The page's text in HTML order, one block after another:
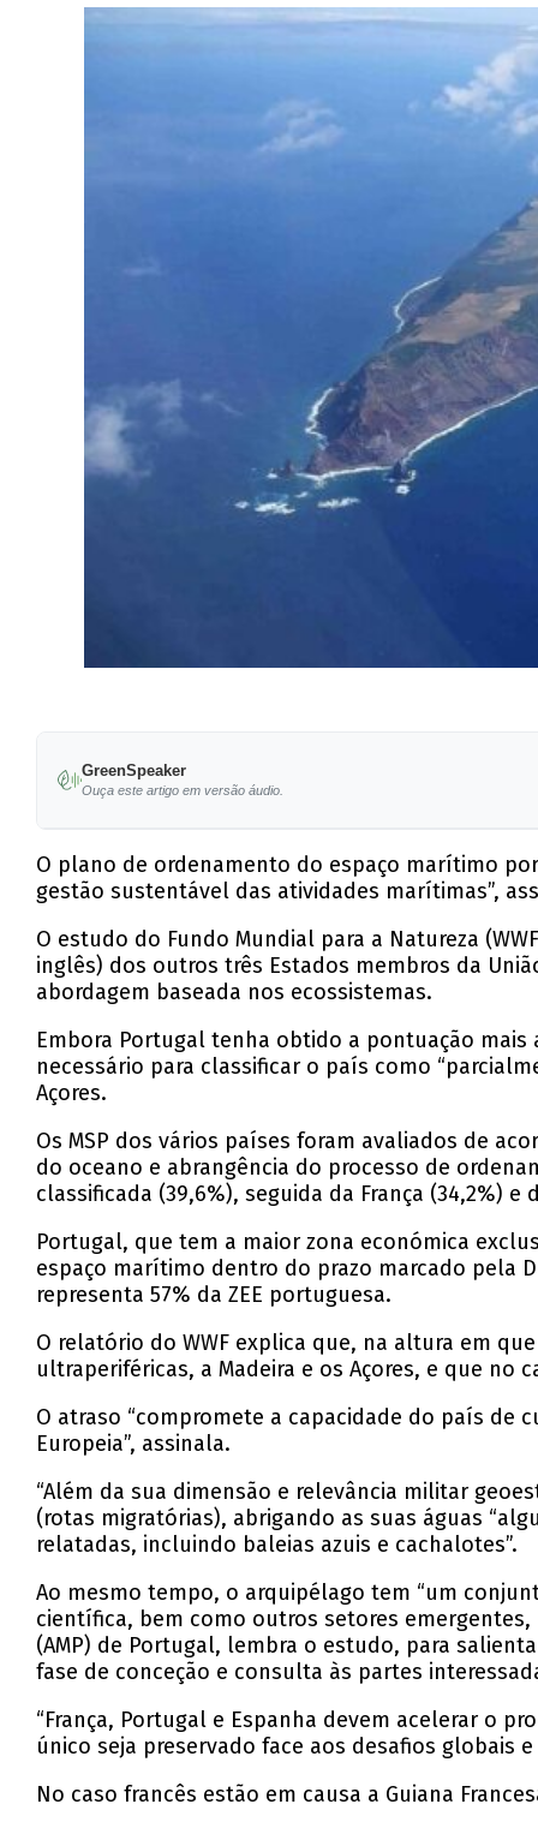
GreenSpeaker
Ouça este artigo em versão áudio.
O plano de ordenamento do espaço marítimo
gestão sustentável das atividades marítimas”,
O estudo do Fundo Mundial para a Natureza
inglês) dos outros três Estados membros da
abordagem baseada nos ecossistemas.
Embora Portugal tenha obtido a pontuação mais
necessário para classificar o país como
Açores.
Os MSP dos vários países foram avaliados de
do oceano e abrangência do processo de
classificada (39,6%), seguida da França (34,2%) e
Portugal, que tem a maior zona económica
espaço marítimo dentro do prazo marcado pela
representa 57% da ZEE portuguesa.
O relatório do WWF explica que, na altura em
ultraperiféricas, a Madeira e os Açores, e que
O atraso “compromete a capacidade do país de
Europeia”, assinala.
“Além da sua dimensão e relevância militar
(rotas migratórias), abrigando as suas águas
relatadas, incluindo baleias azuis e cachalotes”.
Ao mesmo tempo, o arquipélago tem “um
científica, bem como outros setores
(AMP) de Portugal, lembra o estudo, para
fase de conceção e consulta às partes
“França, Portugal e Espanha devem acelerar o
único seja preservado face aos desafios globais
No caso francês estão em causa a Guiana